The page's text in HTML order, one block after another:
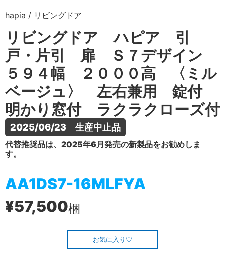
hapia / リビングドア
リビングドア ハピア 引
戸・片引 扉 Ｓ７デザイン
５９４幅 ２０００高 〈ミル
ベージュ〉 左右兼用 錠付
明かり窓付 ラクラクローズ付
2025/06/23　生産中止品
代替推奨品は、2025年6月発売の新製品をお勧めしま
す。
AA1DS7-16MLFYA
¥57,500梱
お気に入り